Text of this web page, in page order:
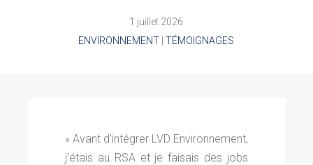
1 juillet 2026
ENVIRONNEMENT |TÉMOIGNAGES
« Avant d’intégrer LVD Environnement,
j’étais au RSA et je faisais des jobs